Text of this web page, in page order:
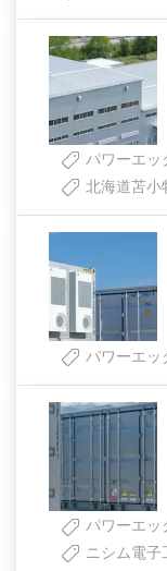
パワーエッ
北海道苫小
パワーエッ
パワーエッ
ニシム電子